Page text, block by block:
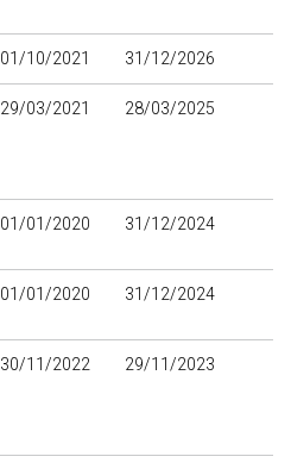
01/10/2021 31/12/2026
29/03/2021 28/03/2025
01/01/2020 31/12/2024
01/01/2020 31/12/2024
30/11/2022 29/11/2023